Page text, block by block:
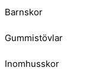
Barnskor
Gummistövlar
Inomhusskor